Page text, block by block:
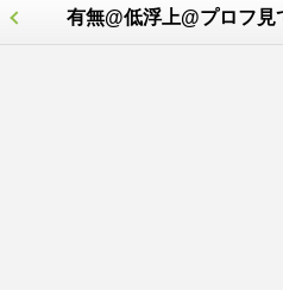
有無@低浮上@プロフ